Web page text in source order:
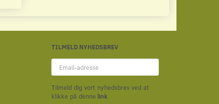
TILMELD NYHEDSBREV
Email-
adresse
Tilmeld dig vort nyhedsbrev ved at
klikke på denne link